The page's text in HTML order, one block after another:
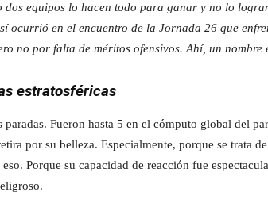
dos equipos lo hacen todo para ganar y no lo
ocurrió en el encuentro de la Jornada 26 que
no por falta de méritos ofensivos. Ahí, un nombre
estratosféricas
paradas. Fueron hasta 5 en el cómputo global del
por su belleza. Especialmente, porque se trata
Porque su capacidad de reacción fue